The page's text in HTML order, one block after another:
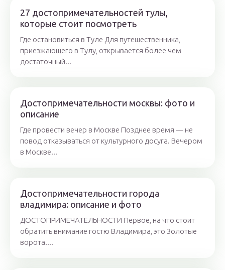
27 достопримечательностей тулы,
которые стоит посмотреть
Где остановиться в Туле Для путешественника,
приезжающего в Тулу, открывается более чем
достаточный...
Достопримечательности москвы: фото и
описание
Где провести вечер в Москве Позднее время — не
повод отказываться от культурного досуга. Вечером
в Москве...
Достопримечательности города
владимира: описание и фото
ДОСТОПРИМЕЧАТЕЛЬНОСТИ Первое, на что стоит
обратить внимание гостю Владимира, это Золотые
ворота....